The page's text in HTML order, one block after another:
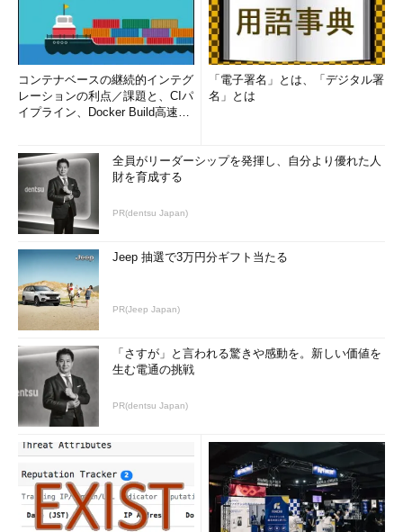
コンテナベースの継続的インテグ
レーションの利点／課題と、CIパ
イプライン、Docker Build高速化
「電子署名」とは、「デジタル署
名」とは
全員がリーダーシップを発揮し、自分より優れた人
財を育成する
PR(dentsu Japan)
Jeep 抽選で3万円分ギフト当たる
PR(Jeep Japan)
「さすが」と言われる驚きや感動を。新しい価値を
生む電通の挑戦
PR(dentsu Japan)